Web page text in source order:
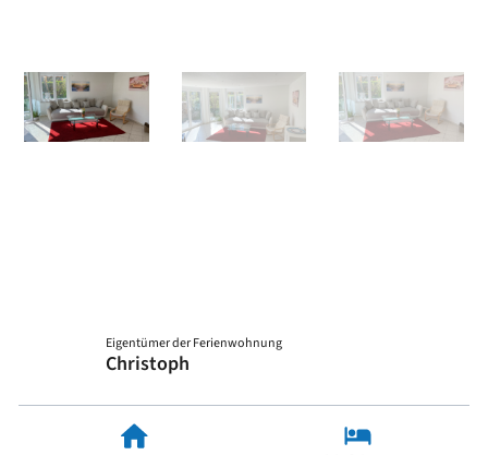
Eigentümer der Ferienwohnung
Christoph